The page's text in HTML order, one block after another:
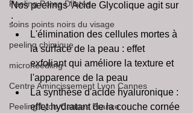
Peeling Pores Dilatés
soins points noirs du visage
peeling chimique
microneedling
Centre Amincissement Lyon Cannes
Peeling Lyon Cannes France
Nos peelings 'Acide Glycolique agit sur
:
L'élimination des cellules mortes à
la surface de la peau : effet
exfoliant qui améliore la texture et
l'apparence de la peau
La synthèse d'acide hyaluronique :
effet hydratant de la couche cornée